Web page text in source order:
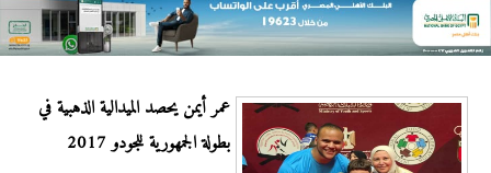
عمر أيمن يحصد الميدالية الذهبية في
بطولة الجمهورية للجودو 2017